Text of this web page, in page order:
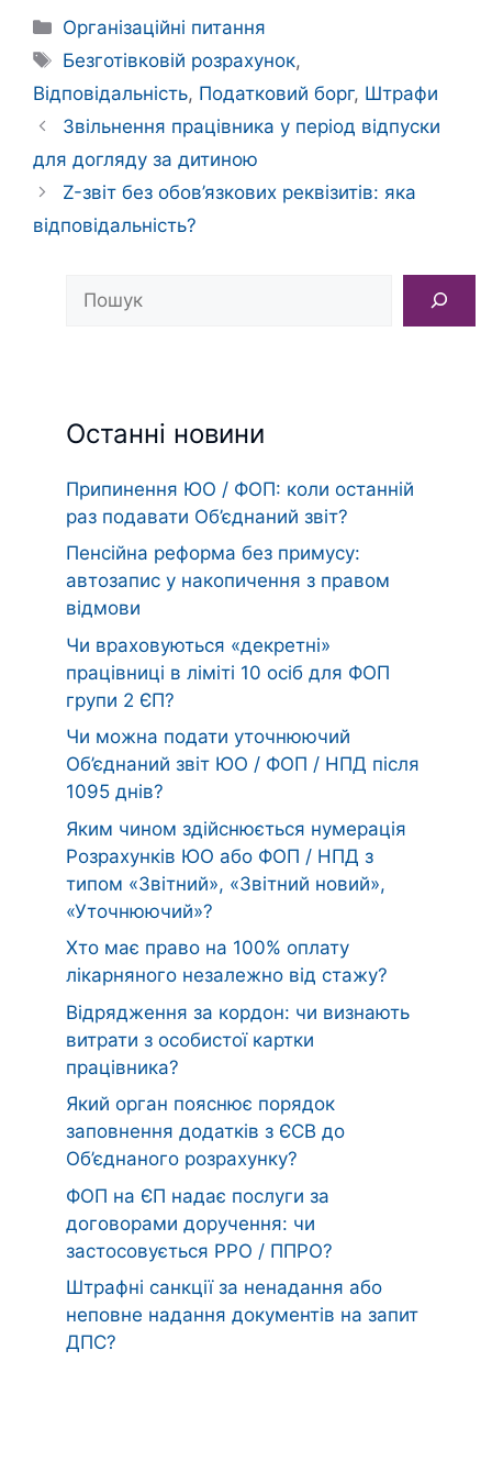
Категорії
Організаційні питання
Позначки
Безготівковій розрахунок,
Відповідальність, Податковий борг, Штрафи
Звільнення працівника у період відпуски
для догляду за дитиною
Z-звіт без обов’язкових реквізитів: яка
відповідальність?
Останні новини
Припинення ЮО / ФОП: коли останній
раз подавати Об’єднаний звіт?
Пенсійна реформа без примусу:
автозапис у накопичення з правом
відмови
Чи враховуються «декретні»
працівниці в ліміті 10 осіб для ФОП
групи 2 ЄП?
Чи можна подати уточнюючий
Об’єднаний звіт ЮО / ФОП / НПД після
1095 днів?
Яким чином здійснюється нумерація
Розрахунків ЮО або ФОП / НПД з
типом «Звітний», «Звітний новий»,
«Уточнюючий»?
Хто має право на 100% оплату
лікарняного незалежно від стажу?
Відрядження за кордон: чи визнають
витрати з особистої картки
працівника?
Який орган пояснює порядок
заповнення додатків з ЄСВ до
Об’єднаного розрахунку?
ФОП на ЄП надає послуги за
договорами доручення: чи
застосовується РРО / ППРО?
Штрафні санкції за ненадання або
неповне надання документів на запит
ДПС?